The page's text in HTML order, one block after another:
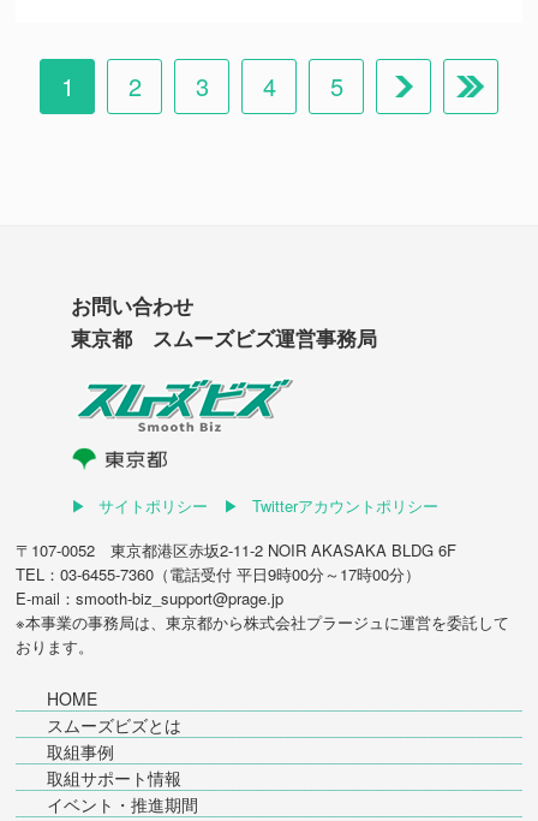
1 2 3 4 5
お問い合わせ
東京都 スムーズビズ運営事務局
サイトポリシー
Twitterアカウントポリシー
〒107-0052 東京都港区赤坂2-11-2 NOIR AKASAKA BLDG 6F
TEL：03-6455-7360（電話受付 平日9時00分～17時00分）
E-mail：smooth-biz_support@prage.jp
※本事業の事務局は、東京都から株式会社プラージュ に運営を委託して
おります。
HOME
スムーズビズとは
取組事例
取組サポート情報
イベント・推進期間